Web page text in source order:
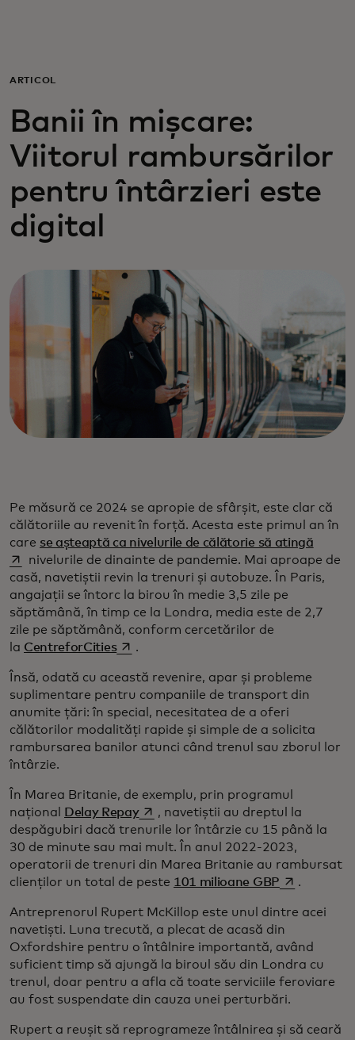
Pentru companii
Pentru întreaga lume
Pentru inovatori
Știri și tendințe
ARTICOL
Banii în mișcare:
Viitorul rambursărilor
pentru întârzieri este
digital
Pe măsură ce 2024 se apropie de sfârșit, este clar că
călătoriile au revenit în forță. Acesta este primul an în
care se așteaptă ca nivelurile de călătorie să atingăopens
nivelurile de dinainte de pandemie. Mai aproape de
casă, navetiștii revin la trenuri și autobuze. În Paris,
angajații se întorc la birou în medie 3,5 zile pe
săptămână, în timp ce la Londra, media este de 2,7
zile pe săptămână, conform cercetărilor de
la CentreforCitiesopens in a new tab
.
Însă, odată cu această revenire, apar și probleme
suplimentare pentru companiile de transport din
anumite țări: în special, necesitatea de a oferi
călătorilor modalități rapide și simple de a solicita
rambursarea banilor atunci când trenul sau zborul lor
întârzie.
În Marea Britanie, de exemplu, prin programul
național
Delay Repayopens in a new tab
, navetiștii au dreptul la
despăgubiri dacă trenurile lor întârzie cu 15 până la
30 de minute sau mai mult. În anul 2022-2023,
operatorii de trenuri din Marea Britanie au rambursat
clienților un total de peste 101 milioane GBPopens in a
.
Antreprenorul Rupert McKillop este unul dintre acei
navetiști. Luna trecută, a plecat de acasă din
Oxfordshire pentru o întâlnire importantă, având
suficient timp să ajungă la biroul său din Londra cu
trenul, doar pentru a afla că toate serviciile feroviare
au fost suspendate din cauza unei perturbări.
Rupert a reușit să reprogrameze întâlnirea și să ceară